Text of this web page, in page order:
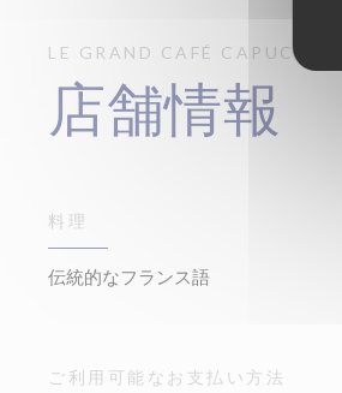
LE GRAND CAFÉ CAPUCINES
店舗情報
料理
伝統的なフランス語
ご利用可能なお支払い方法